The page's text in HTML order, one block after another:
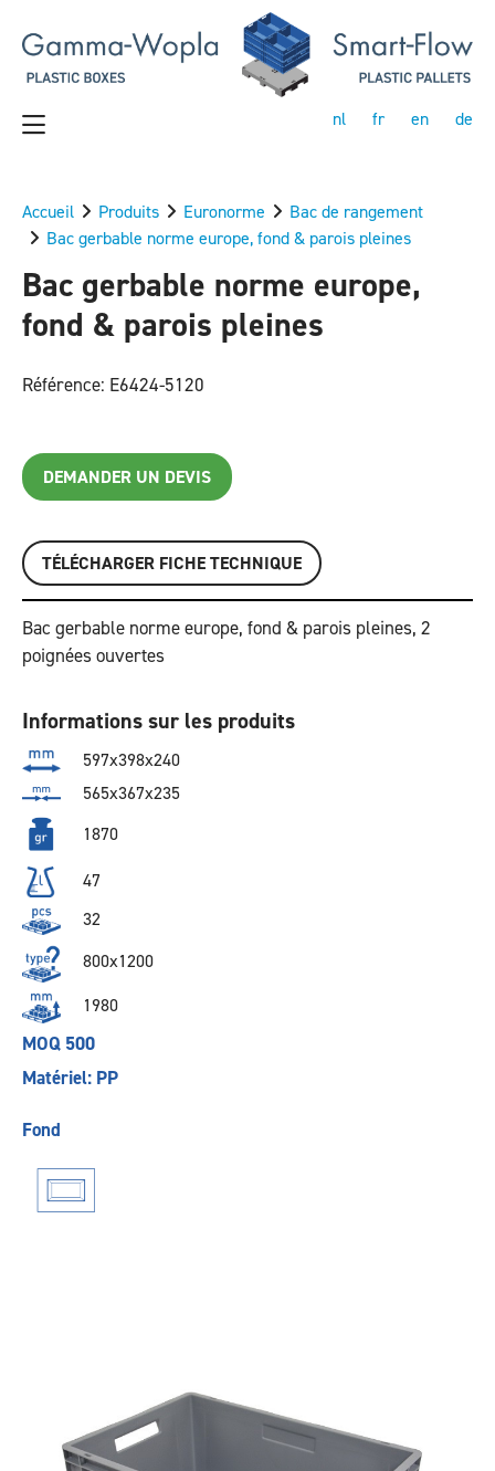
nl fr en de
Accueil Produits Euronorme
Bac de rangement
Bac gerbable norme europe, fond & parois pleines
Bac gerbable norme europe,
fond & parois pleines
Référence: E6424-5120
DEMANDER UN DEVIS
TÉLÉCHARGER FICHE TECHNIQUE
Bac gerbable norme europe, fond & parois pleines, 2
poignées ouvertes
Informations sur les produits
597x398x240
565x367x235
1870
47
32
800x1200
1980
MOQ 500
Matériel: PP
Fond